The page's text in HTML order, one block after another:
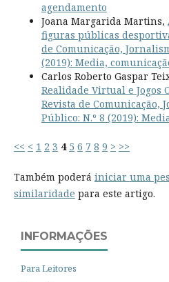
agendamento
Joana Margarida Martins,
figuras públicas
de Comunicação,
(2019): Media,
Carlos Roberto Gaspar
Realidade Virtual e Jogos
Revista de Comunicação,
Público: N.º 8 (2019):
<< < 1 2 3 4 5 6 7 8 9 > >>
Também poderá iniciar uma
similaridade para este artigo.
INFORMAÇÕES
Para Leitores